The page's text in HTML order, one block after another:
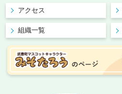
アクセス
組織一覧